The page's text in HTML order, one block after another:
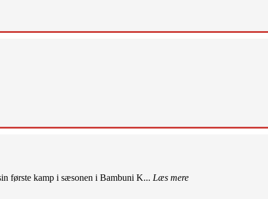
første kamp i sæsonen i Bambuni K... Læs mere